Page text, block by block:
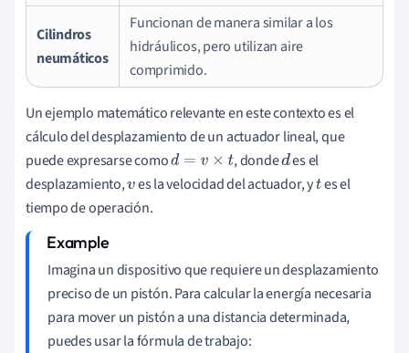
Cilindros
neumáticos
Funcionan de manera similar a los
hidráulicos, pero utilizan aire
comprimido.
Un ejemplo matemático relevante en este contexto es el
cálculo del desplazamiento de un actuador lineal, que
puede expresarse comod=v× t , dondedes el
desplazamiento,v es la velocidad del actuador, yt es el
tiempo de operación.
Imagina un dispositivo que requiere un desplazamiento
preciso de un pistón. Para calcular la energía necesaria
para mover un pistón a una distancia determinada,
puedes usar la fórmula de trabajo: